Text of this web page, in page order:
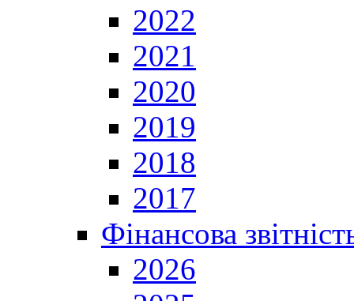
2022
2021
2020
2019
2018
2017
Фінансова
2026